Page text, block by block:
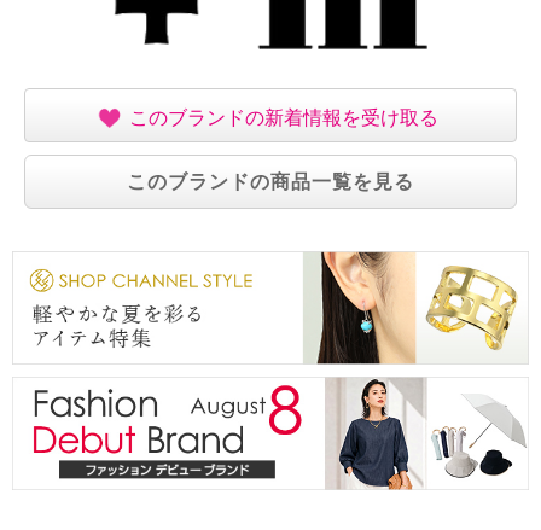
このブランドの新着情報を受け取る
このブランドの商品一覧を見る